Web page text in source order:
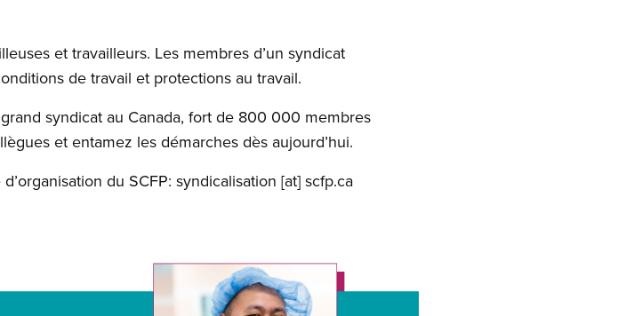
et travailleurs. Les membres d’un syndicat
de travail et protections au travail.
syndicat au Canada, fort de 800 000 membres
et entamez les démarches dès aujourd’hui.
du SCFP: syndicalisation [at] scfp.ca